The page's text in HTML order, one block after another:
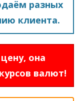
разных
клиента.
она
валют!